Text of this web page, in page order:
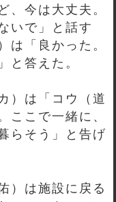
、今は大丈夫。
いで」と話す
は「良かった。
と答えた。
）は「コウ（道
ここで一緒に、
らそう」と告げ
）は施設に戻る